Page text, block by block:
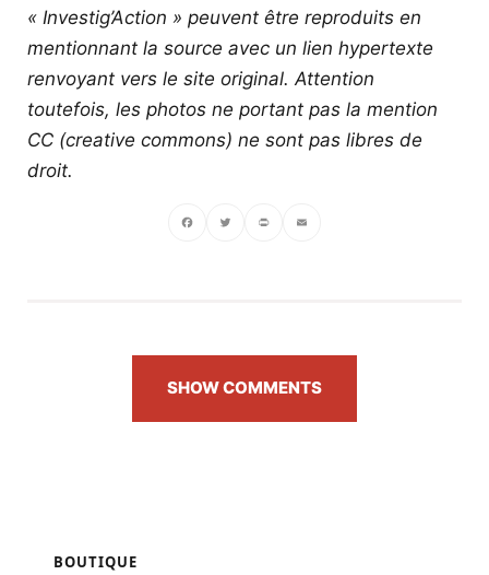
« Investig’Action » peuvent être reproduits en
mentionnant la source avec un lien hypertexte
renvoyant vers le site original. Attention
toutefois, les photos ne portant pas la mention
CC (creative commons) ne sont pas libres de
droit.
SHOW COMMENTS
BOUTIQUE